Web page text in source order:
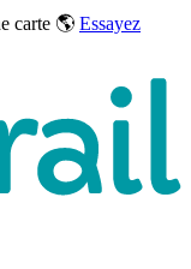
carte 🌎 Essayez